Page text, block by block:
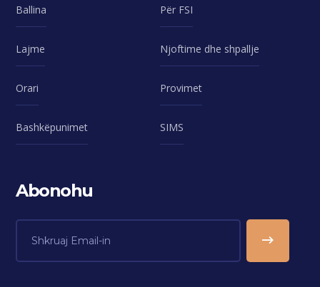
Ballina Për FSI
Lajme Njoftime dhe shpallje
Orari Provimet
Bashkëpunimet SIMS
Abonohu